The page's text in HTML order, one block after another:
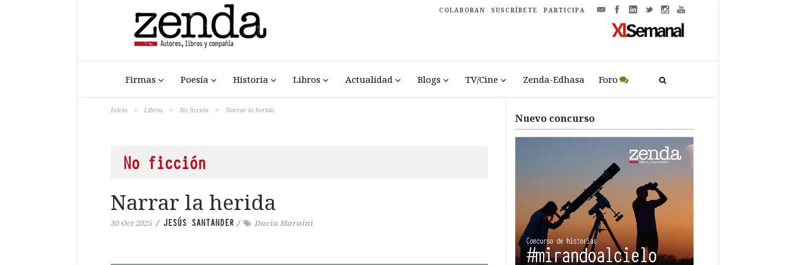
COLABORAN SUSCRÍBETE PARTICIPA
Firmas Poesía Historia Libros Actualidad Blogs TV/Cine Zenda-Edhasa Foro
Inicio > Libros > No ficción > Narrar la herida
No ficción
Narrar la herida
30 Oct 2025 / JESÚS SANTANDER / Dacia Maraini
Nuevo concurso